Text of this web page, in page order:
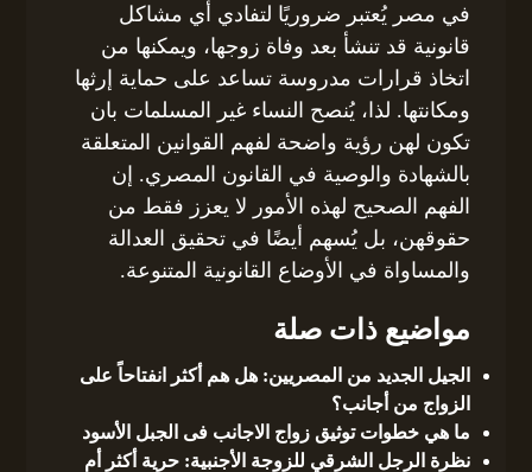
في مصر يُعتبر ضروريًا لتفادي أي مشاكل
قانونية قد تنشأ بعد وفاة زوجها، ويمكنها من
اتخاذ قرارات مدروسة تساعد على حماية إرثها
ومكانتها. لذا، يُنصح النساء غير المسلمات بان
تكون لهن رؤية واضحة لفهم القوانين المتعلقة
بالشهادة والوصية في القانون المصري. إن
الفهم الصحيح لهذه الأمور لا يعزز فقط من
حقوقهن، بل يُسهم أيضًا في تحقيق العدالة
والمساواة في الأوضاع القانونية المتنوعة.
مواضيع ذات صلة
الجيل الجديد من المصريين: هل هم أكثر انفتاحاً على
الزواج من أجانب؟
ما هي خطوات توثيق زواج الاجانب فى الجبل الأسود
نظرة الرجل الشرقي للزوجة الأجنبية: حرية أكثر أم